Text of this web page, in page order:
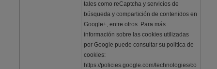
tales como reCaptcha y servicios de
búsqueda y compartición de contenidos en
Google+, entre otros. Para más
información sobre las cookies utilizadas
por Google puede consultar su política de
cookies:
https://policies.google.com/technologies/co